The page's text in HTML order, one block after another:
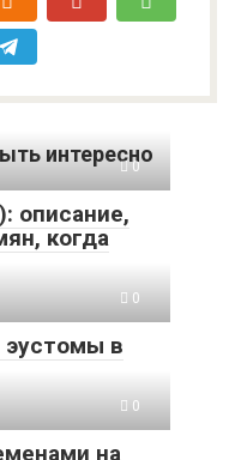
интересно
0
описание,
когда
0
в
0
на